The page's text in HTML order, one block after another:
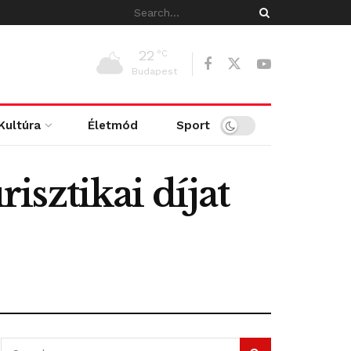
22 °C
Budapest
Életmód Sport
díjat